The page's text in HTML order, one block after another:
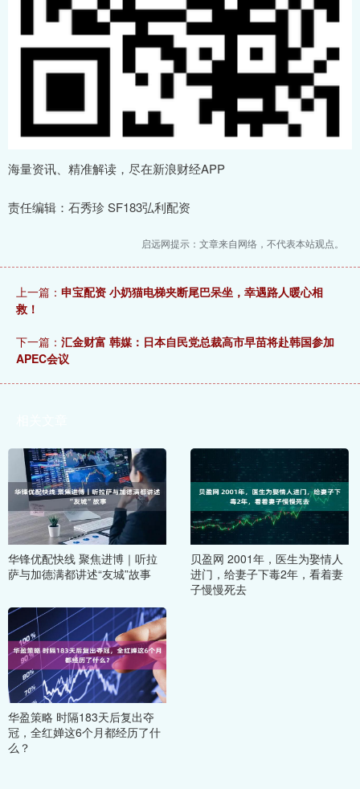
海量资讯、精准解读，尽在新浪财经APP
责任编辑：石秀珍 SF183弘利配资
启远网提示：文章来自网络，不代表本站观点。
上一篇： 申宝配资 小奶猫电梯夹断尾巴呆坐，幸遇路人暖心相
救！
下一篇： 汇金财富 韩媒：日本自民党总裁高市早苗将赴韩国参加
APEC会议
华锋优配快线 聚焦进博｜听拉
萨与加德满都讲述“友城”故事
贝盈网 2001年，医生为娶情人
进门，给妻子下毒2年，看着妻
子慢慢死去
华盈策略 时隔183天后复出夺
冠，全红婵这6个月都经历了什
么？